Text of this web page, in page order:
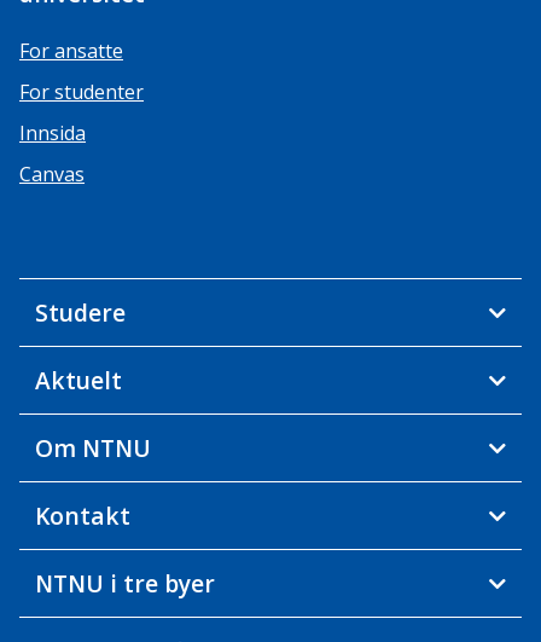
For ansatte
For studenter
Innsida
Canvas
Studere
Aktuelt
Om NTNU
Kontakt
NTNU i tre byer